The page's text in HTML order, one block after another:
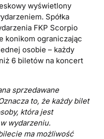
wyświetlony
Spółka
FKP Scorpio
konikom ograniczając
osobie – każdy
6 biletów na koncert
sprzedawane
to, że każdy bilet
która jest
wydarzeniu.
ma możliwość